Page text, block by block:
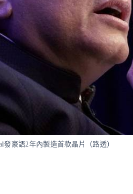
發豪語2年內製造首款晶片（路透）